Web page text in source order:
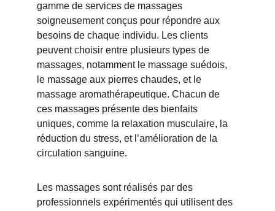
gamme de services de massages
soigneusement conçus pour répondre aux
besoins de chaque individu. Les clients
peuvent choisir entre plusieurs types de
massages, notamment le massage suédois,
le massage aux pierres chaudes, et le
massage aromathérapeutique. Chacun de
ces massages présente des bienfaits
uniques, comme la relaxation musculaire, la
réduction du stress, et l’amélioration de la
circulation sanguine.
Les massages sont réalisés par des
professionnels expérimentés qui utilisent des